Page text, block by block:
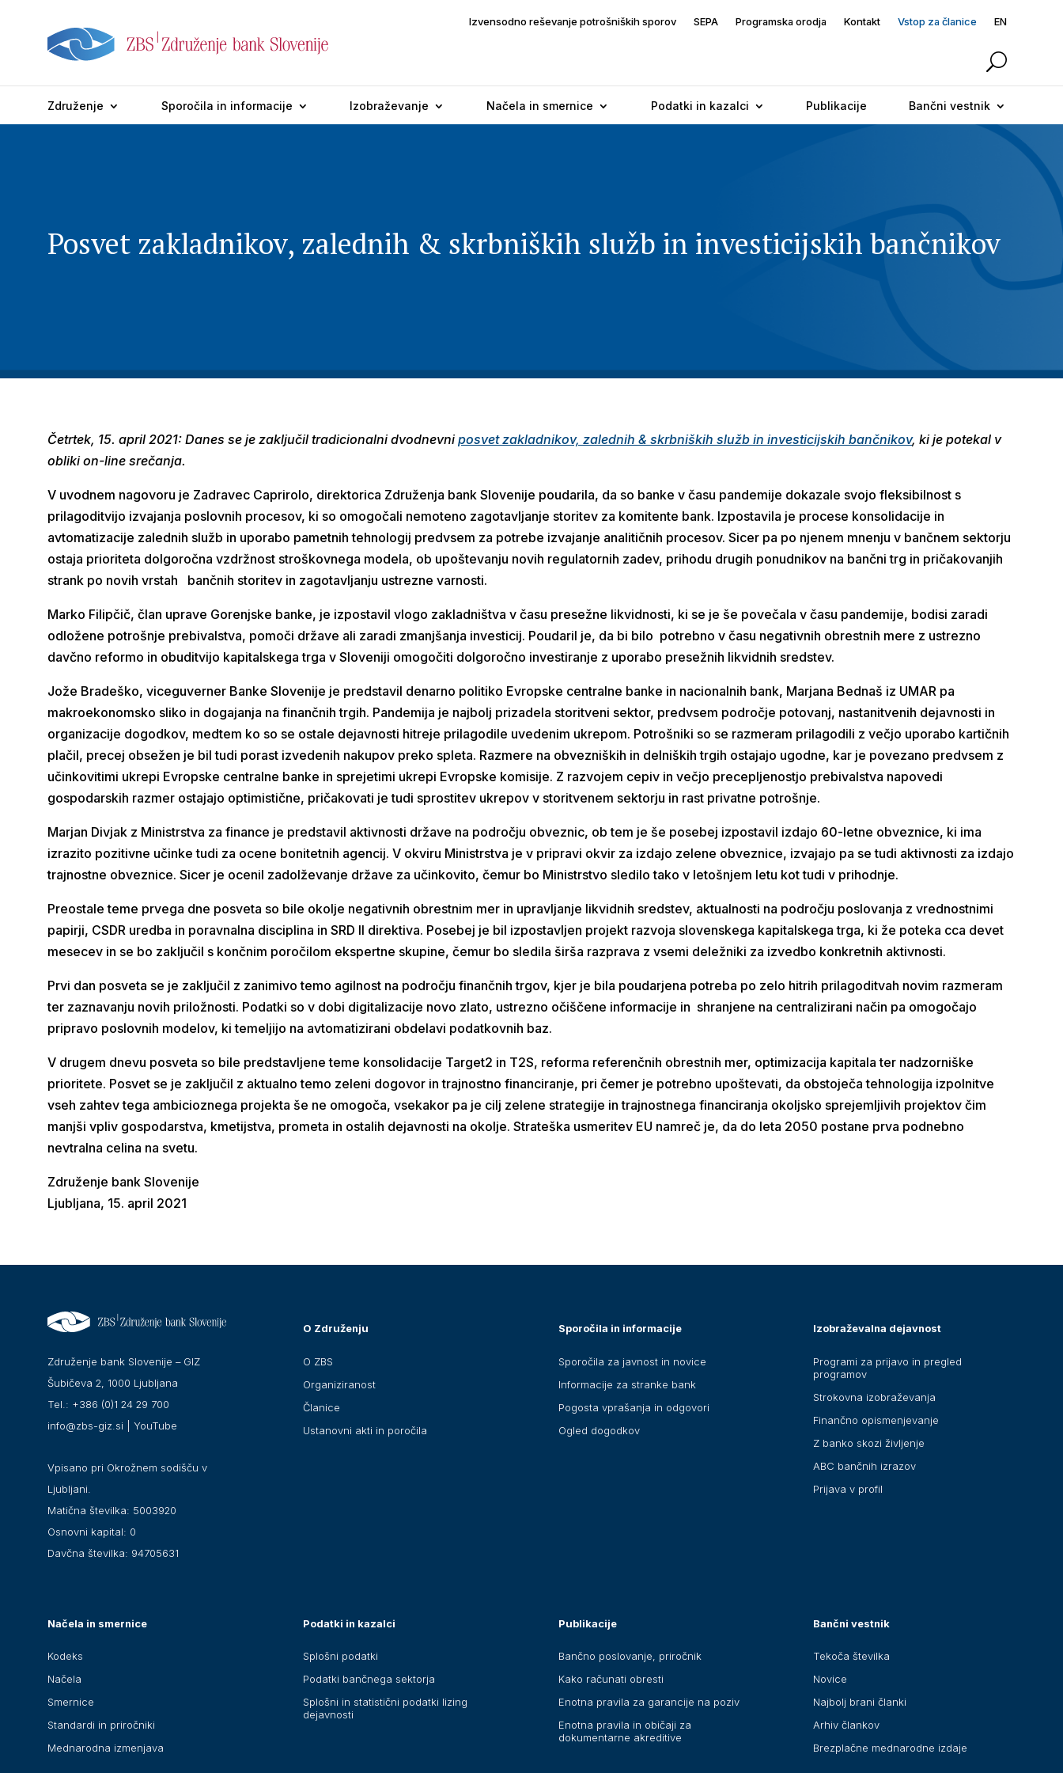
Izvensodno reševanje potrošniških sporov SEPA Programska orodja Kontakt Vstop za članice EN
Združenje Sporočila in informacije Izobraževanje Načela in smernice Podatki in kazalci Publikacije Bančni vestnik
Posvet zakladnikov, zalednih & skrbniških služb in investicijskih bančnikov
Četrtek, 15. april 2021: Danes se je zaključil tradicionalni dvodnevniposvet zakladnikov, zalednih & skrbniških služb in investicijskih bančnikov, ki je potekal v
obliki on-line srečanja.
V uvodnem nagovoru je Zadravec Caprirolo, direktorica Združenja bank Slovenije poudarila, da so banke v času pandemije dokazale svojo fleksibilnost s
prilagoditvijo izvajanja poslovnih procesov, ki so omogočali nemoteno zagotavljanje storitev za komitente bank. Izpostavila je procese konsolidacije in
avtomatizacije zalednih služb in uporabo pametnih tehnologij predvsem za potrebe izvajanje analitičnih procesov. Sicer pa po njenem mnenju v bančnem sektorju
ostaja prioriteta dolgoročna vzdržnost stroškovnega modela, ob upoštevanju novih regulatornih zadev, prihodu drugih ponudnikov na bančni trg in pričakovanjih
strank po novih vrstah bančnih storitev in zagotavljanju ustrezne varnosti.
Marko Filipčič, član uprave Gorenjske banke, je izpostavil vlogo zakladništva v času presežne likvidnosti, ki se je še povečala v času pandemije, bodisi zaradi
odložene potrošnje prebivalstva, pomoči države ali zaradi zmanjšanja investicij. Poudaril je, da bi bilo potrebno v času negativnih obrestnih mere z ustrezno
davčno reformo in obuditvijo kapitalskega trga v Sloveniji omogočiti dolgoročno investiranje z uporabo presežnih likvidnih sredstev.
Jože Bradeško, viceguverner Banke Slovenije je predstavil denarno politiko Evropske centralne banke in nacionalnih bank, Marjana Bednaš iz UMAR pa
makroekonomsko sliko in dogajanja na finančnih trgih. Pandemija je najbolj prizadela storitveni sektor, predvsem področje potovanj, nastanitvenih dejavnosti in
organizacije dogodkov, medtem ko so se ostale dejavnosti hitreje prilagodile uvedenim ukrepom. Potrošniki so se razmeram prilagodili z večjo uporabo kartičnih
plačil, precej obsežen je bil tudi porast izvedenih nakupov preko spleta. Razmere na obvezniških in delniških trgih ostajajo ugodne, kar je povezano predvsem z
učinkovitimi ukrepi Evropske centralne banke in sprejetimi ukrepi Evropske komisije. Z razvojem cepiv in večjo precepljenostjo prebivalstva napovedi
gospodarskih razmer ostajajo optimistične, pričakovati je tudi sprostitev ukrepov v storitvenem sektorju in rast privatne potrošnje.
Marjan Divjak z Ministrstva za finance je predstavil aktivnosti države na področju obveznic, ob tem je še posebej izpostavil izdajo 60-letne obveznice, ki ima
izrazito pozitivne učinke tudi za ocene bonitetnih agencij. V okviru Ministrstva je v pripravi okvir za izdajo zelene obveznice, izvajajo pa se tudi aktivnosti za izdajo
trajnostne obveznice. Sicer je ocenil zadolževanje države za učinkovito, čemur bo Ministrstvo sledilo tako v letošnjem letu kot tudi v prihodnje.
Preostale teme prvega dne posveta so bile okolje negativnih obrestnim mer in upravljanje likvidnih sredstev, aktualnosti na področju poslovanja z vrednostnimi
papirji, CSDR uredba in poravnalna disciplina in SRD II direktiva. Posebej je bil izpostavljen projekt razvoja slovenskega kapitalskega trga, ki že poteka cca devet
mesecev in se bo zaključil s končnim poročilom ekspertne skupine, čemur bo sledila širša razprava z vsemi deležniki za izvedbo konkretnih aktivnosti.
Prvi dan posveta se je zaključil z zanimivo temo agilnost na področju finančnih trgov, kjer je bila poudarjena potreba po zelo hitrih prilagoditvah novim razmeram
ter zaznavanju novih priložnosti. Podatki so v dobi digitalizacije novo zlato, ustrezno očiščene informacije in shranjene na centralizirani način pa omogočajo
pripravo poslovnih modelov, ki temeljijo na avtomatizirani obdelavi podatkovnih baz.
V drugem dnevu posveta so bile predstavljene teme konsolidacije Target2 in T2S, reforma referenčnih obrestnih mer, optimizacija kapitala ter nadzorniške
prioritete. Posvet se je zaključil z aktualno temo zeleni dogovor in trajnostno financiranje, pri čemer je potrebno upoštevati, da obstoječa tehnologija izpolnitve
vseh zahtev tega ambicioznega projekta še ne omogoča, vsekakor pa je cilj zelene strategije in trajnostnega financiranja okoljsko sprejemljivih projektov čim
manjši vpliv gospodarstva, kmetijstva, prometa in ostalih dejavnosti na okolje. Strateška usmeritev EU namreč je, da do leta 2050 postane prva podnebno
nevtralna celina na svetu.
Združenje bank Slovenije
Ljubljana, 15. april 2021
Združenje bank Slovenije – GIZ
Šubičeva 2, 1000 Ljubljana
Tel.: +386 (0)1 24 29 700
info@zbs-giz.si |YouTube
Vpisano pri Okrožnem sodišču v
Ljubljani.
Matična številka: 5003920
Osnovni kapital: 0
Davčna številka: 94705631
O Združenju
O ZBS
Organiziranost
Članice
Ustanovni akti in poročila
Sporočila in informacije
Sporočila za javnost in novice
Informacije za stranke bank
Pogosta vprašanja in odgovori
Ogled dogodkov
Izobraževalna dejavnost
Programi za prijavo in pregled
programov
Strokovna izobraževanja
Finančno opismenjevanje
Z banko skozi življenje
ABC bančnih izrazov
Prijava v profil
Načela in smernice
Kodeks
Načela
Smernice
Standardi in priročniki
Mednarodna izmenjava
Podatki in kazalci
Splošni podatki
Podatki bančnega sektorja
Splošni in statistični podatki lizing
dejavnosti
Publikacije
Bančno poslovanje, priročnik
Kako računati obresti
Enotna pravila za garancije na poziv
Enotna pravila in običaji za
dokumentarne akreditive
Bančni vestnik
Tekoča številka
Novice
Najbolj brani članki
Arhiv člankov
Brezplačne mednarodne izdaje